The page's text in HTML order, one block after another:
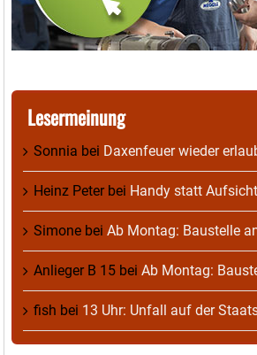
Lesermeinung
Sonnia bei Daxenfeuer wieder
Heinz Peterbei Handy statt
Simone bei Ab Montag: Baustelle
Anlieger B 15 bei Ab Montag:
fish bei 13 Uhr: Unfall auf der